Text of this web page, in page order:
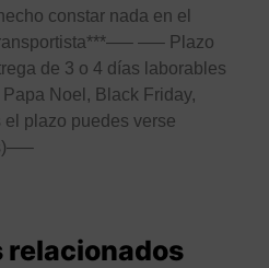
constar nada en el
—– Plazo
de 3 o 4 días laborables
Noel, Black Friday,
plazo puedes verse
relacionados